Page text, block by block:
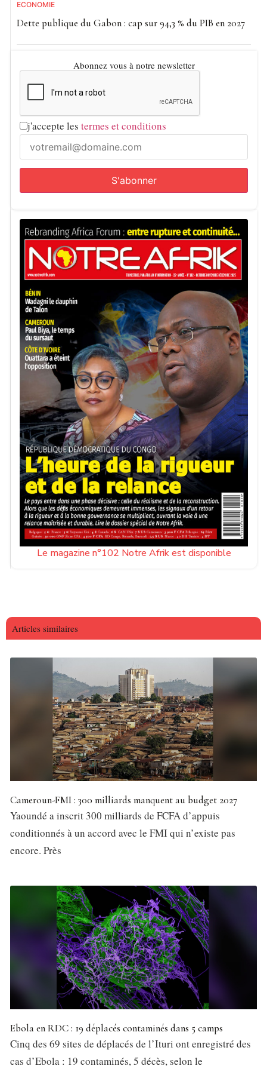
ECONOMIE
Dette publique du Gabon : cap sur 94,3 % du PIB en 2027
Abonnez vous à notre newsletter
j'accepte les termes et conditions
Le magazine n°102 Notre Afrik est disponible
Articles similaires
Cameroun-FMI : 300 milliards manquent au budget 2027
Yaoundé a inscrit 300 milliards de FCFA d’appuis
conditionnés à un accord avec le FMI qui n’existe pas
encore. Près
Ebola en RDC : 19 déplacés contaminés dans 5 camps
Cinq des 69 sites de déplacés de l’Ituri ont enregistré des
cas d’Ebola : 19 contaminés, 5 décès, selon le